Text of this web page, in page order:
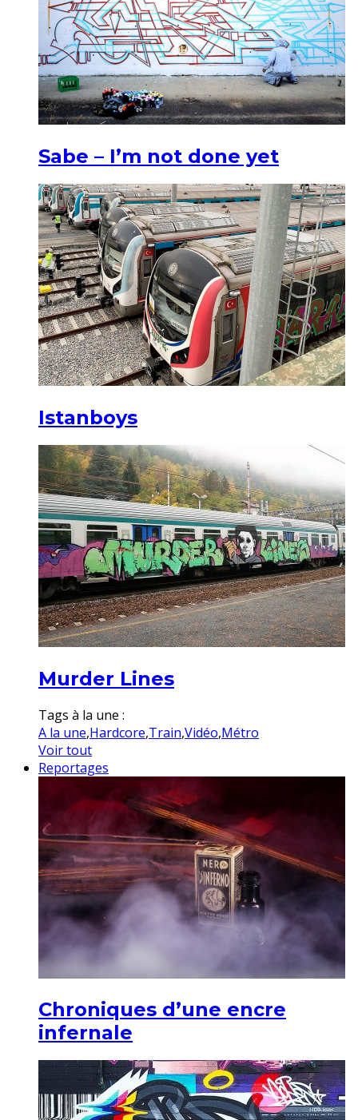
Sabe – I’m not done yet
Istanboys
Murder Lines
Tags à la une :
A la une,Hardcore,Train,Vidéo,Métro
Voir tout
Reportages
Chroniques d’une encre
infernale